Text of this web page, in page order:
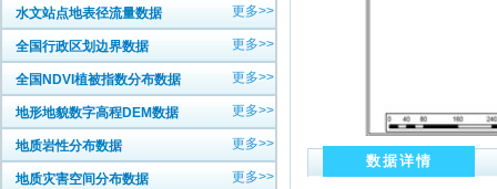
水文站点地表径流量数据 更多>>
全国行政区划边界数据 更多>>
全国NDVI植被指数分布数据 更多>>
地形地貌数字高程DEM数据 更多>>
地质岩性分布数据 更多>>
地质灾害空间分布数据 更多>>
数据详情